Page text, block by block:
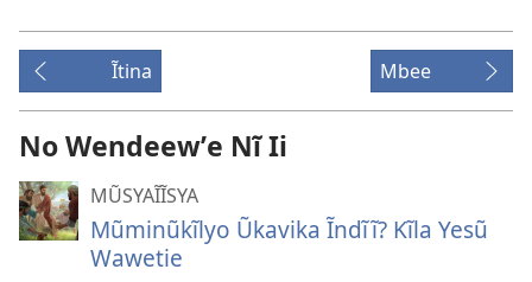
Ĩtina Mbee
No Wendeewʼe Nĩ Ii
MŨSYAĨĨSYA
Mũminũkĩlyo Ũkavika Ĩndĩĩ? Kĩla Yesũ
Wawetie